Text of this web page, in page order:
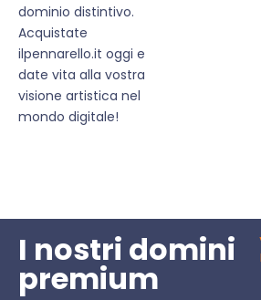
dominio distintivo.
Acquistate
ilpennarello.it oggi e
date vita alla vostra
visione artistica nel
mondo digitale!
I nostri domini
premium